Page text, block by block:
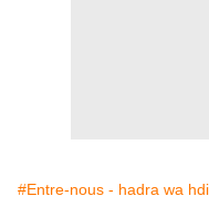
#Entre-nous - hadra wa